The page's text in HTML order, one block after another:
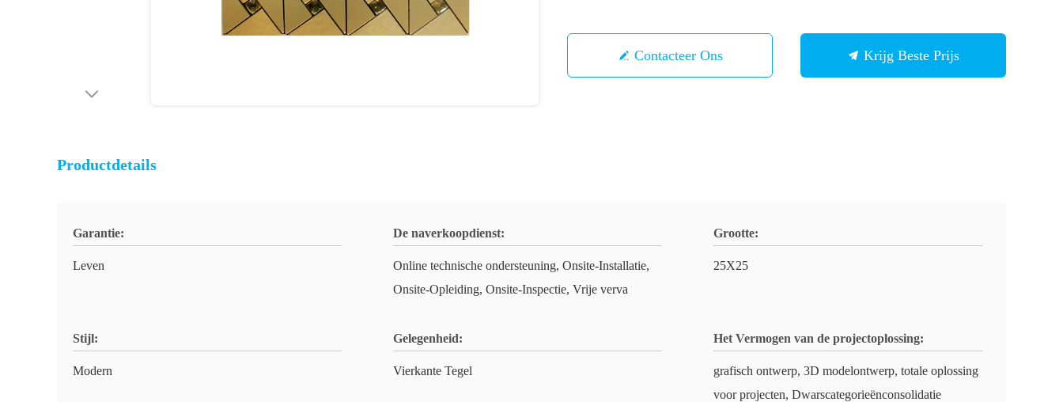
Contacteer Ons Krijg Beste Prijs
Productdetails
Garantie:
Leven
De naverkoopdienst:
Online technische ondersteuning, Onsite-Installatie,
Onsite-Opleiding, Onsite-Inspectie, Vrije verva
Grootte:
25X25
Stijl:
Modern
Gelegenheid:
Vierkante Tegel
Het Vermogen van de projectoplossing:
grafisch ontwerp, 3D modelontwerp, totale oplossing
voor projecten, Dwarscategorieënconsolidatie